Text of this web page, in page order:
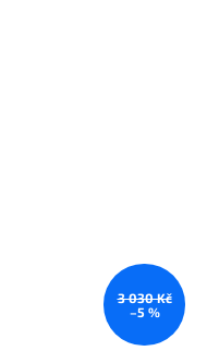
3 030 Kč
–5 %